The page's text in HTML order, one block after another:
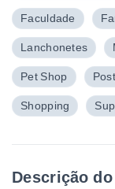
Faculdade
Lanchonetes
Pet Shop
Shopping
Descrição do